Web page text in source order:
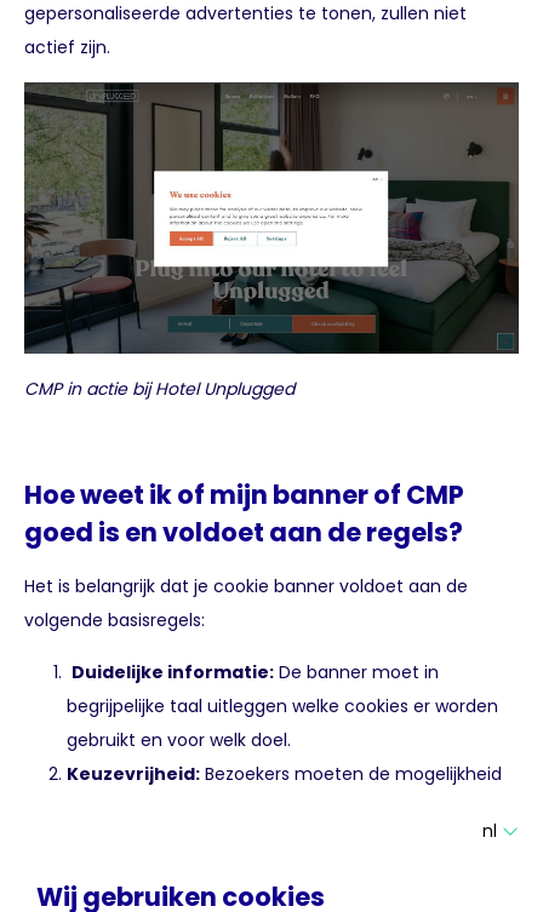
gepersonaliseerde advertenties te tonen, zullen niet
actief zijn.
CMP in actie bij Hotel Unplugged
Hoe weet ik of mijn banner of CMP
goed is en voldoet aan de regels?
Het is belangrijk dat je cookie banner voldoet aan de
volgende basisregels:
Duidelijke informatie: De banner moet in
begrijpelijke taal uitleggen welke cookies er worden
gebruikt en voor welk doel.
Keuzevrijheid: Bezoekers moeten de mogelijkheid
en de keuze om niet-essentiële cookies te weigeren.
nl
Wij gebruiken cookies